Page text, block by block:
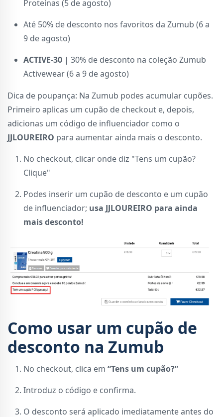
Proteínas (5 de agosto)
Até 50% de desconto nos favoritos da Zumub (6 a
9 de agosto)
ACTIVE-30 | 30% de desconto na coleção Zumub
Activewear (6 a 9 de agosto)
Dica de poupança: Na Zumub podes acumular cupões.
Primeiro aplicas um cupão de checkout e, depois,
adicionas um código de influenciador como o
JJLOUREIRO para aumentar ainda mais o desconto.
No checkout, clicar onde diz "Tens um cupão?
Clique"
Podes inserir um cupão de desconto e um cupão
de influenciador; usa JJLOUREIRO para ainda
mais desconto!
Como usar um cupão de
desconto na Zumub
No checkout, clica em “Tens um cupão?”
Introduz o código e confirma.
O desconto será aplicado imediatamente antes do